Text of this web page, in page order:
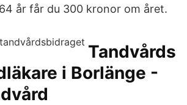
år får du 300 kronor om året.
Tandvårds
i Borlänge -